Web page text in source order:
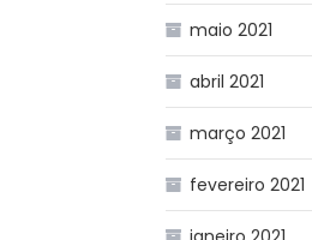
maio 2021
abril 2021
março 2021
fevereiro 2021